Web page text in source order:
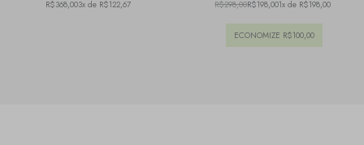
R$298,00R$198,001x de R$198,00 R$1.208,00R$728,006x de R$121,33
ECONOMIZE R$480,00